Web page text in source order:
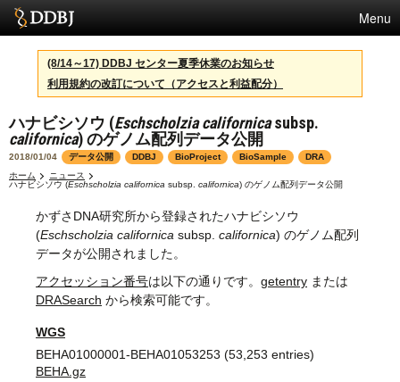
Menu
サービス
スパコン
統計
活動
センターについて
利用規約
問合せ
English
(8/14～17) DDBJ センター夏季休業のお知らせ
利用規約の改訂について（アクセスと利益配分）
ハナビシソウ (Eschscholzia californicasubsp.
californica) のゲノム配列データ公開
2018/01/04 データ公開 DDBJ BioProject BioSample
DRA
ホーム
ニュース
ハナビシソウ (Eschscholzia californica subsp. californica) のゲノム配列データ公開
かずさDNA研究所から登録されたハナビシソウ
(Eschscholzia californica subsp. californica) のゲノム配列
データが公開されました。
アクセッション番号は以下の通りです。 getentry または
DRASearch から検索可能です。
WGS
BEHA01000001-BEHA01053253 (53,253 entries)
BEHA.gz